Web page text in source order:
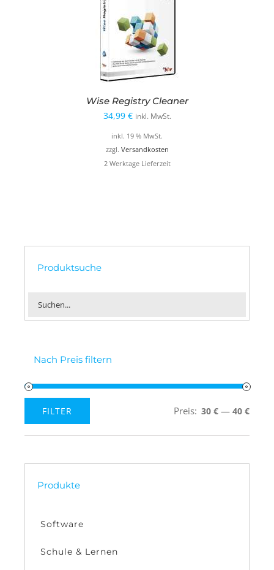
Wise Registry Cleaner
34,99 € inkl. MwSt.
inkl. 19 % MwSt.
zzgl. Versandkosten
2 Werktage Lieferzeit
Produktsuche
Nach Preis filtern
Preis
Preis
FILTER Preis: 30 € — 40 €
Produkte
Software
Schule & Lernen